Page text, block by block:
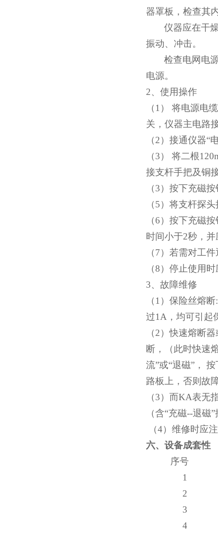
器罩板，检查其
仪器应在干
振动、冲击。
检查电网电
电源。
2、使用操作
（1） 将电源电
关，仪器主电路
（2） 接通仪器“
（3） 将二根
接支杆手把及铜
（3） 按下充磁按
（5） 将支杆探
（6） 按下充磁按
时间小于2秒，并
（7） 若需对工
（8） 停止使用
3、故障维修
（1） 保险丝熔断:
过1A ，均可引起
（2）快速熔断
断，
（此时快速
流”或“退磁”，
路板上，否则故
（3） 而KA表无
（含“充磁--退磁”
（4） 维修时应
六、设备成套性
序号
1
2
3
4